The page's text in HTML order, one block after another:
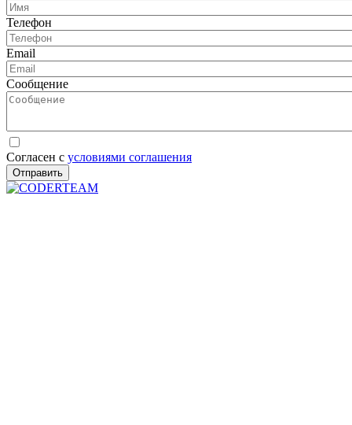
Телефон
Email
Сообщение
Согласен с условиями соглашения